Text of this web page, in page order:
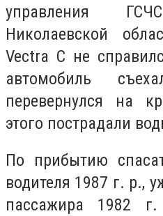
управления
Николаевской
Vectra С не
автомобиль
перевернулся на
этого пострадали
По прибытию
водителя 1987 г. р.,
пассажира 1982